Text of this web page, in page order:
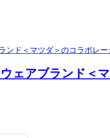
ンド＜マツダ＞のコラボレ
ェアブランド＜